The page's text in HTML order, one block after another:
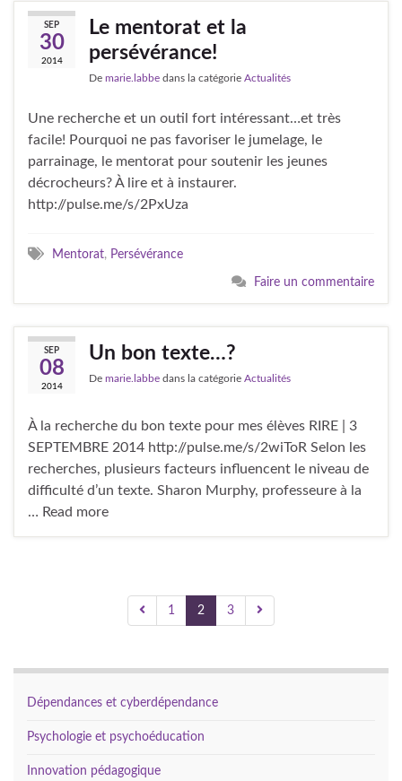
SEP
30
2014
Le mentorat et la
persévérance!
De marie.labbe dans la catégorie Actualités
Une recherche et un outil fort intéressant…et très
facile! Pourquoi ne pas favoriser le jumelage, le
parrainage, le mentorat pour soutenir les jeunes
décrocheurs? À lire et à instaurer.
http://pulse.me/s/2PxUza
Mentorat, Persévérance
Faire un commentaire
SEP
08
2014
Un bon texte…?
De marie.labbe dans la catégorie Actualités
À la recherche du bon texte pour mes élèves RIRE | 3
SEPTEMBRE 2014 http://pulse.me/s/2wiToR Selon les
recherches, plusieurs facteurs influencent le niveau de
difficulté d’un texte. Sharon Murphy, professeure à la
… Read more
1 2 3
Dépendances et cyberdépendance
Psychologie et psychoéducation
Innovation pédagogique